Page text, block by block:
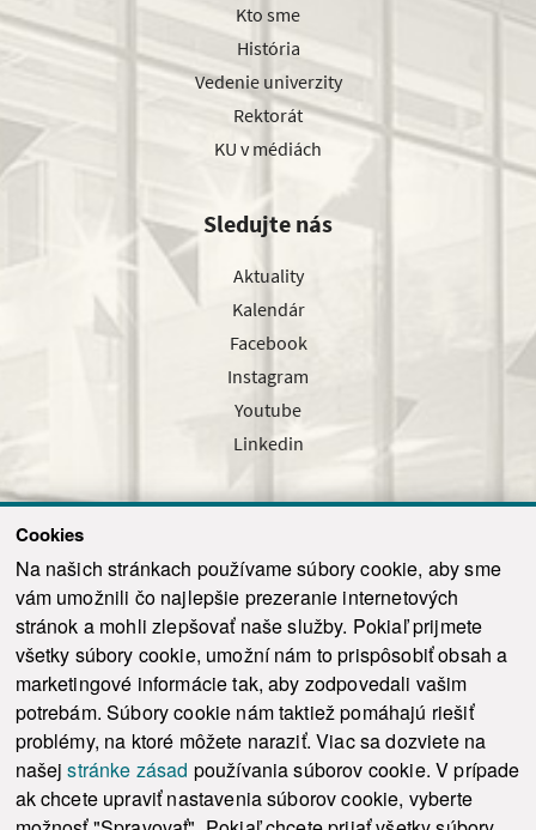
Cookies
Na našich stránkach používame súbory cookie, aby sme
vám umožnili čo najlepšie prezeranie internetových
stránok a mohli zlepšovať naše služby. Pokiaľ prijmete
všetky súbory cookie, umožní nám to prispôsobiť obsah a
marketingové informácie tak, aby zodpovedali vašim
potrebám. Súbory cookie nám taktiež pomáhajú riešiť
problémy, na ktoré môžete naraziť. Viac sa dozviete na
našejstránke zásad používania súborov cookie. V prípade
ak chcete upraviť nastavenia súborov cookie, vyberte
Kto sme
História
Vedenie univerzity
Rektorát
KU v médiách
Sledujte nás
Aktuality
Kalendár
Facebook
Instagram
Youtube
Linkedin
Odoslať
© 2021-2026 ku.sk. Všetky práva vyhradené. | Ochrana osobných údajov
Vyhlásenie o prístupnosti |
Admin